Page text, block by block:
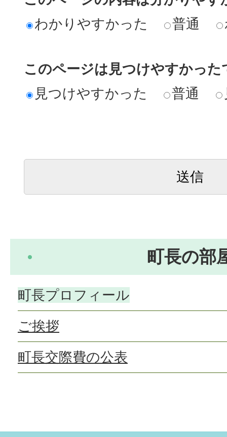
わかりやすかった
普通
このページは見つけやすかった
見つけやすかった
普通
町長の部
町長プロフィール
ご挨拶
町長交際費の公表